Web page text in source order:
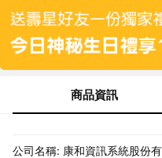
商品資訊
公司名稱: 康和資訊系統股份